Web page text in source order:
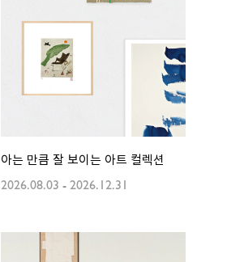
아는 만큼 잘 보이는 아트 컬렉션
2026.08.03 -2026.12.31